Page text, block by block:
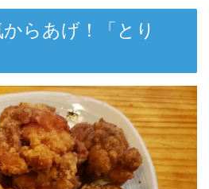
らあげ！「とり